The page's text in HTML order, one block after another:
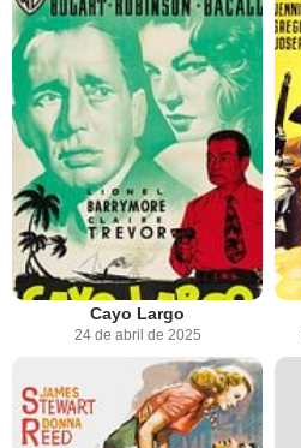
Cayo Largo
24 de abril de 2025